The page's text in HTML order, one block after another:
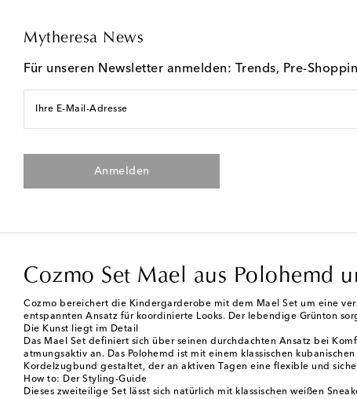
Mytheresa News
Für unseren Newsletter anmelden: Trends, Pre-
Ihre E-Mail-Adresse
Anmelden
Cozmo Set Mael aus Polohemd
Cozmo bereichert die Kindergarderobe mit dem Mael Set um eine
entspannten Ansatz für koordinierte Looks. Der lebendige Grünton
Die Kunst liegt im Detail
Das Mael Set definiert sich über seinen durchdachten Ansatz bei
atmungsaktiv an. Das Polohemd ist mit einem klassischen
Kordelzugbund gestaltet, der an aktiven Tagen eine flexible und
How to: Der Styling-Guide
Dieses zweiteilige Set lässt sich natürlich mit klassischen weißen